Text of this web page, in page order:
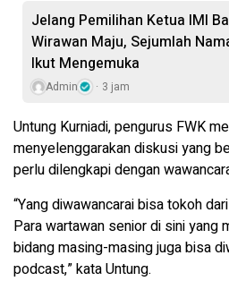
Jelang Pemilihan Ketua IMI
Wirawan Maju, Sejumlah
Ikut Mengemuka
Admin 3 jam
Untung Kurniadi, pengurus FWK
menyelenggarakan diskusi yang
perlu dilengkapi dengan
“Yang diwawancarai bisa tokoh
Para wartawan senior di sini yang
bidang masing-masing juga bisa
podcast,” kata Untung.